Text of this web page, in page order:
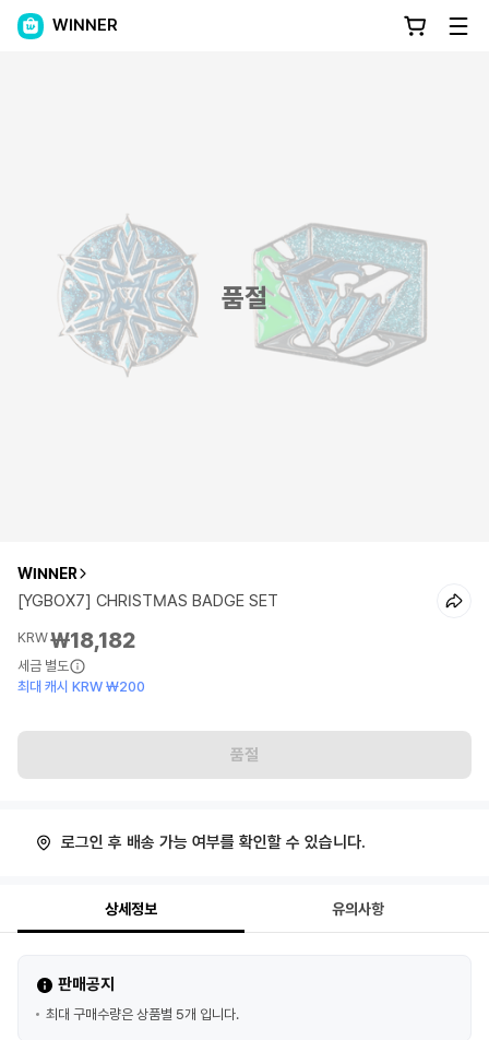
WINNER
품절
WINNER
[YGBOX7] CHRISTMAS BADGE SET
KRW₩18,182
세금 별도
최대 캐시 KRW ₩200
품절
로그인 후 배송 가능 여부를 확인할 수 있습니다.
상세정보 유의사항
판매공지
최대 구매수량은 상품별 5개 입니다.